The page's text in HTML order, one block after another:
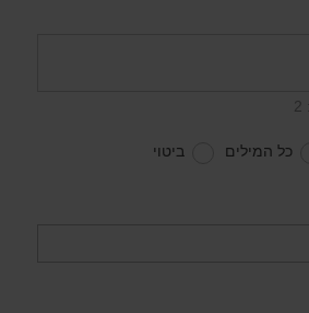
כל המילים ביטוי